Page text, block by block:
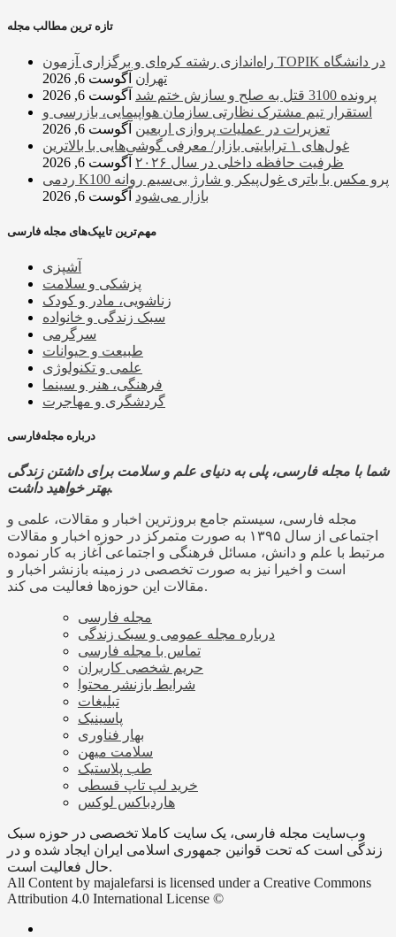
تازه ترین مطالب مجله
راه‌اندازی رشته کره‌ای و برگزاری آزمون TOPIK در دانشگاه
تهران آگوست 6, 2026
پرونده 3100 قتل به صلح و سازش ختم شد
آگوست 6, 2026
استقرار تیم مشترک نظارتی سازمان هواپیمایی، بازرسی و
تعزیرات در عملیات پروازی اربعین آگوست 6, 2026
غول‌های ۱ ترابایتی بازار/ معرفی گوشی‌هایی با بالاترین
ظرفیت حافظه داخلی در سال ۲۰۲۶
آگوست 6, 2026
ردمی K100 پرو مکس با باتری غول‌پیکر و شارژ بی‌سیم روانه
بازار می‌شود آگوست 6, 2026
مهم‌ترین تایپک‌های مجله فارسی
آشپزی
پزشکی و سلامت
زناشویی، مادر و کودک
سبک زندگی و خانواده
سرگرمی
طبیعت و حیوانات
علمی و تکنولوژی
فرهنگی، هنر و سینما
گردشگری و مهاجرت
درباره مجله‌فارسی
شما با مجله فارسی، پلی به دنیای علم و سلامت برای داشتن زندگی
بهتر خواهید داشت.
مجله فارسی، سیستم جامع بروزترین اخبار و مقالات، علمی و
اجتماعی از سال ۱۳۹۵ به صورت متمرکز در حوزه اخبار و مقالات
مرتبط با علم و دانش، مسائل فرهنگی و اجتماعی آغاز به کار نموده
است و اخیرا نیز به صورت تخصصی در زمینه بازنشر اخبار و
مقالات این حوزه‌ها فعالیت می کند.
مجله فارسی
درباره مجله عمومی و سبک زندگی
تماس با مجله فارسی
حریم شخصی کاربران
شرایط بازنشر محتوا
تبلیغات
پاسینیک
بهار فناوری
سلامت میهن
طب پلاستیک
خرید لپ تاپ قسطی
هاردباکس لوکس
وب‌سایت مجله فارسی، یک سایت کاملا تخصصی در حوزه سبک
زندگی است که تحت قوانین جمهوری اسلامی ایران ایجاد شده و در
حال فعالیت است.
All Content by majalefarsi is licensed under a Creative Commons
Attribution 4.0 International License ©️